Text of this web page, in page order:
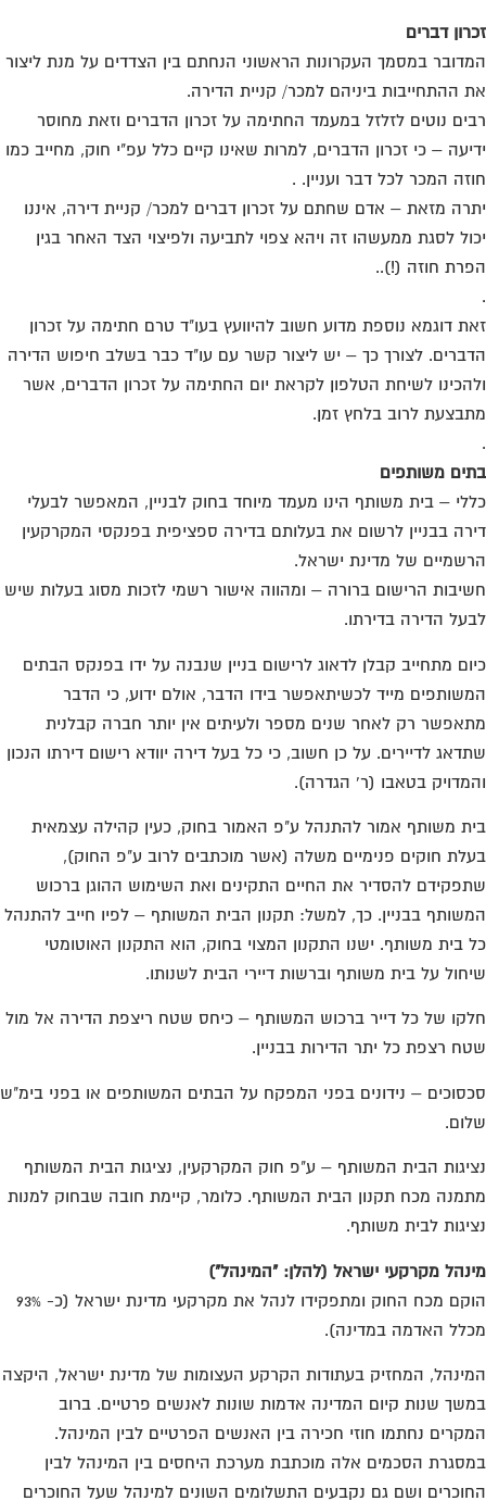
דברים
במסמך העקרונות הראשוני הנחתם בין הצדדים על מנת ליצור
ההתחייבות ביניהם למכר/ קניית הדירה.
נוטים לזלזל במעמד החתימה על זכרון הדברים וזאת מחוסר
– כי זכרון הדברים, למרות שאינו קיים כלל עפ"י חוק, מחייב כמו
המכר לכל דבר ועניין. .
מזאת – אדם שחתם על זכרון דברים למכר/ קניית דירה, איננו
לסגת ממעשהו זה ויהא צפוי לתביעה ולפיצוי הצד האחר בגין
חוזה (!)..
דוגמא נוספת מדוע חשוב להיוועץ בעו"ד טרם חתימה על זכרון
לצורך כך – יש ליצור קשר עם עו"ד כבר בשלב חיפוש הדירה
לשיחת הטלפון לקראת יום החתימה על זכרון הדברים, אשר
לרוב בלחץ זמן.
משותפים
– בית משותף הינו מעמד מיוחד בחוק לבניין, המאפשר לבעלי
בבניין לרשום את בעלותם בדירה ספציפית בפנקסי המקרקעין
של מדינת ישראל.
הרישום ברורה – ומהווה אישור רשמי לזכות מסוג בעלות שיש
הדירה בדירתו.
מתחייב קבלן לדאוג לרישום בניין שנבנה על ידו בפנקס הבתים
מייד לכשיתאפשר בידו הדבר, אולם ידוע, כי הדבר
רק לאחר שנים מספר ולעיתים אין יותר חברה קבלנית
לדיירים. על כן חשוב, כי כל בעל דירה יוודא רישום דירתו הנכון
בטאבו (ר' הגדרה).
משותף אמור להתנהל ע"פ האמור בחוק, כעין קהילה עצמאית
חוקים פנימיים משלה (אשר מוכתבים לרוב ע"פ החוק),
להסדיר את החיים התקינים ואת השימוש ההוגן ברכוש
בבניין. כך, למשל: תקנון הבית המשותף – לפיו חייב להתנהל
בית משותף. ישנו התקנון המצוי בחוק, הוא התקנון האוטומטי
על בית משותף וברשות דיירי הבית לשנותו.
של כל דייר ברכוש המשותף – כיחס שטח ריצפת הדירה אל מול
רצפת כל יתר הדירות בבניין.
– נידונים בפני המפקח על הבתים המשותפים או בפני בימ"ש
הבית המשותף – ע"פ חוק המקרקעין, נציגות הבית המשותף
מכח תקנון הבית המשותף. כלומר, קיימת חובה שבחוק למנות
לבית משותף.
מקרקעי ישראל (להלן: "המינהל")
הוקם מכח החוק ומתפקידו לנהל את מקרקעי מדינת ישראל (כ- 93%
האדמה במדינה).
המחזיק בעתודות הקרקע העצומות של מדינת ישראל, היקצה
שנות קיום המדינה אדמות שונות לאנשים פרטיים. ברוב
נחתמו חוזי חכירה בין האנשים הפרטיים לבין המינהל.
הסכמים אלה מוכתבת מערכת היחסים בין המינהל לבין
ושם גם נקבעים התשלומים השונים למינהל שעל החוכרים